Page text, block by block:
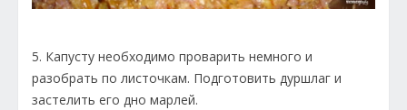
5. Капусту необходимо проварить немного и
разобрать по листочкам. Подготовить дуршлаг и
застелить его дно марлей.